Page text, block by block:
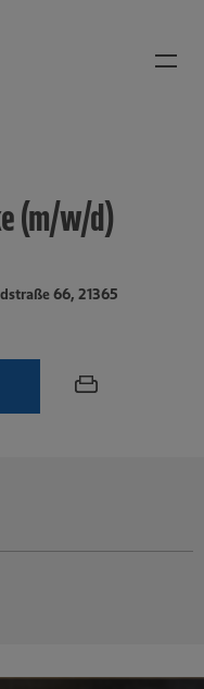
(m/w/d)
66, 21365